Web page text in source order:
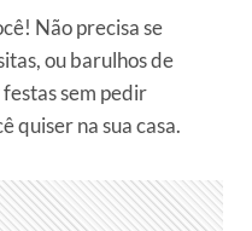
Não precisa se
ou barulhos de
sem pedir
quiser na sua casa.